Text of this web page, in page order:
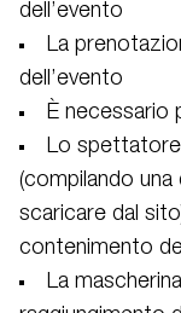
dell’evento
La
dell’evento
È necessario
Lo
(compilando
scaricare dal
contenimento
La